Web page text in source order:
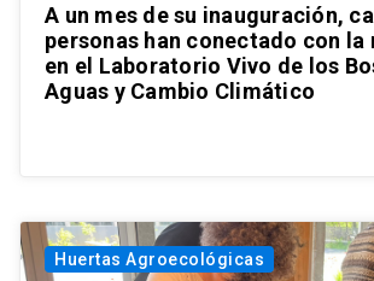
A un mes de su inauguración,
personas han conectado con la
en el Laboratorio Vivo de los
Aguas y Cambio Climático
Huertas Agroecológicas